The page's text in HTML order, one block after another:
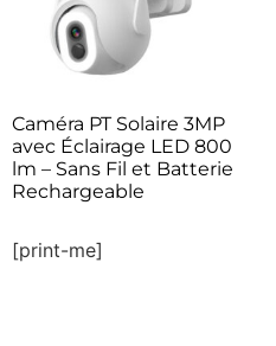
Caméra PT Solaire 3MP
avec Éclairage LED 800
lm – Sans Fil et Batterie
Rechargeable
[print-me]